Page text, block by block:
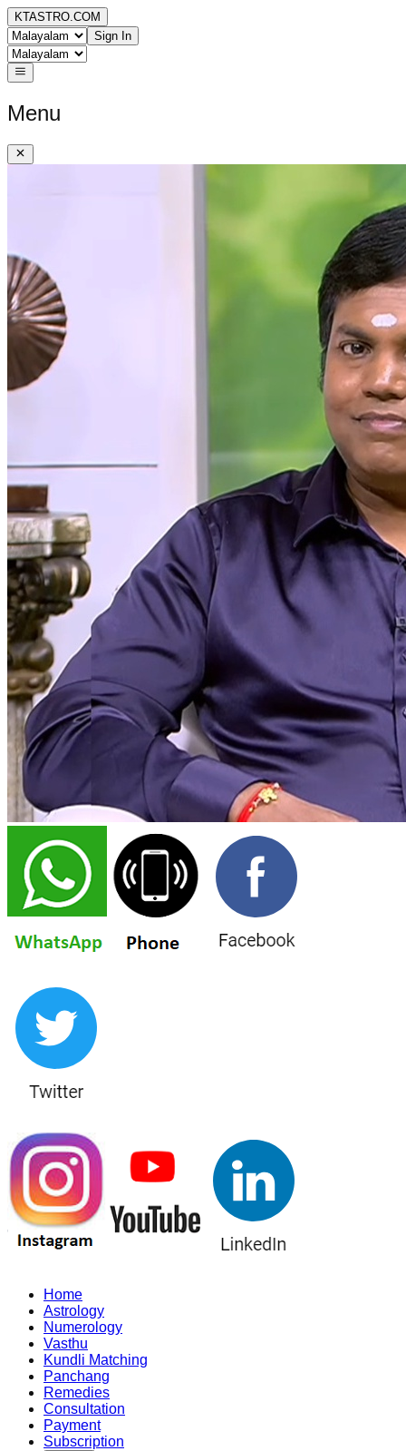
KTASTRO.COM
Sign In
Menu
Home
Astrology
Numerology
Vasthu
Kundli Matching
Panchang
Remedies
Consultation
Payment
Subscription